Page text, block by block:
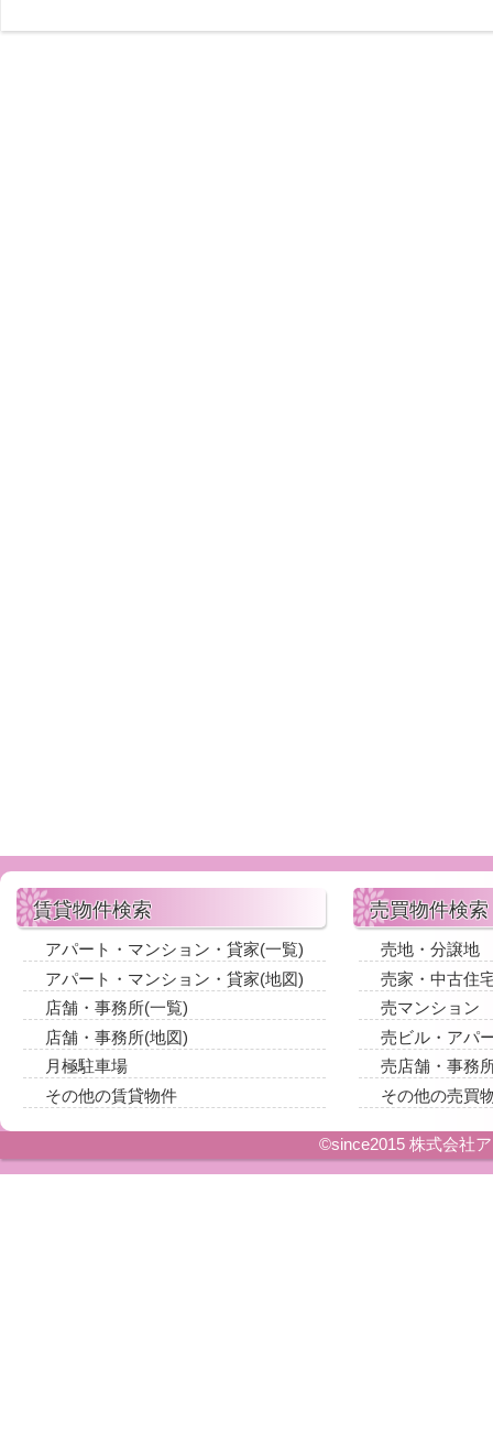
賃貸物件検索
アパート・マンション・貸家(一覧)
アパート・マンション・貸家(地図)
店舗・事務所(一覧)
店舗・事務所(地図)
月極駐車場
その他の賃貸物件
売買物件検索
売地・分譲地
売家・中古住
売マンション
売ビル・アパ
売店舗・事務
その他の売買
©since2015 株式会社